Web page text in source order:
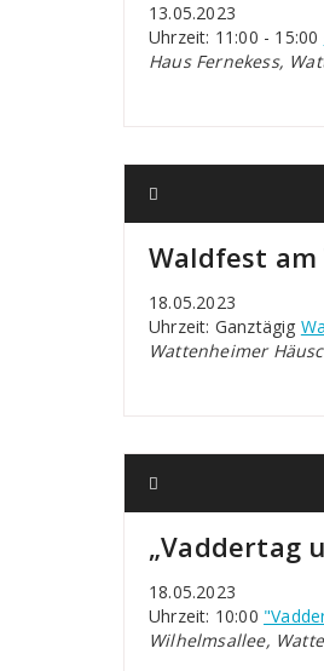
13.05.2023
Uhrzeit: 11:00 - 15:00
Haus Fernekess,
Waldfest
18.05.2023
Uhrzeit: Ganztägig
Wattenheimer
„Vaddertag
18.05.2023
Uhrzeit: 10:00
Wilhelmsallee,